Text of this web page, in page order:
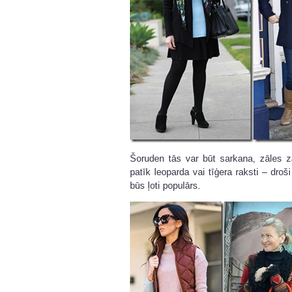
Šoruden tās var būt sarkana, zāles
patīk leoparda vai tīģera raksti –
būs ļoti populārs.